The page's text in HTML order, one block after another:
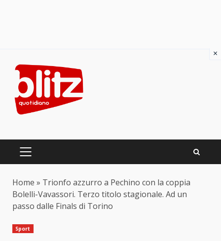
content
PRIMARY
Home » Trionfo azzurro a Pechino con la coppia
Bolelli-Vavassori. Terzo titolo stagionale. Ad un
passo dalle Finals di Torino
Sport
×